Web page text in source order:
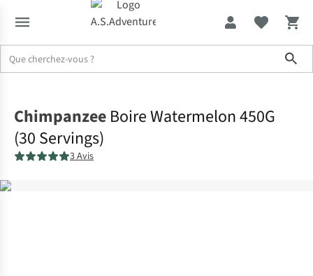
Chimpanzee Boire Watermelon 450G
(30 Servings)
3 Avis